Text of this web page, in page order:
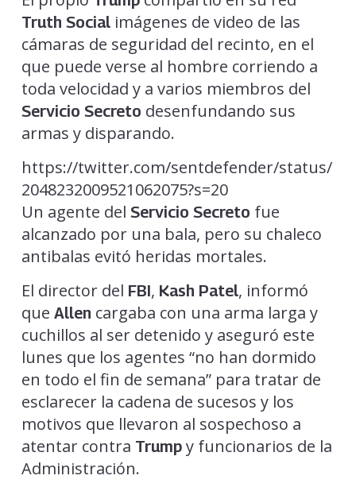
Truth Socialimágenes de video de las
cámaras de seguridad del recinto, en el
que puede verse al hombre corriendo a
toda velocidad y a varios miembros del
Servicio Secreto desenfundando sus
armas y disparando.
https://twitter.com/sentdefender/status/
2048232009521062075?s=20
Un agente del Servicio Secreto fue
alcanzado por una bala, pero su chaleco
antibalas evitó heridas mortales.
El director del FBI, Kash Patel, informó
que Allen cargaba con una arma larga y
cuchillos al ser detenido y aseguró este
lunes que los agentes “no han dormido
en todo el fin de semana” para tratar de
esclarecer la cadena de sucesos y los
motivos que llevaron al sospechoso a
atentar contra Trumpy funcionarios de la
Administración.